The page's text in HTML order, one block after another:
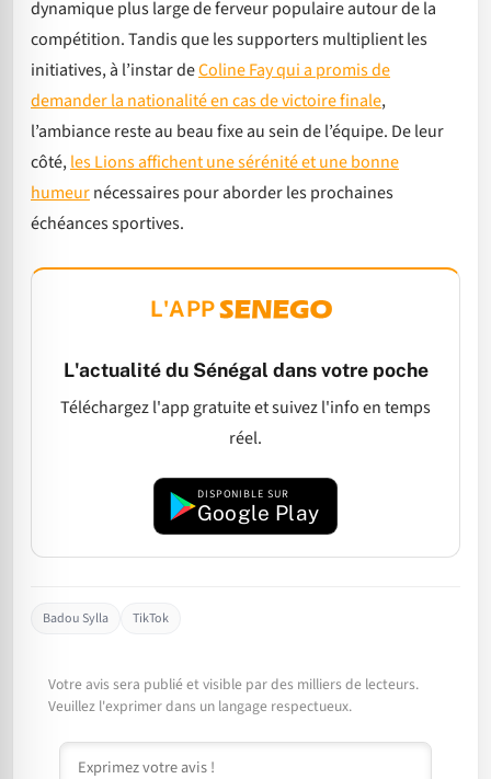
dynamique plus large de ferveur populaire autour de la
compétition. Tandis que les supporters multiplient les
initiatives, à l’instar deColine Fay qui a promis de
demander la nationalité en cas de victoire finale,
l’ambiance reste au beau fixe au sein de l’équipe. De leur
côté,les Lions affichent une sérénité et une bonne
humeurnécessaires pour aborder les prochaines
échéances sportives.
L'APP
L'actualité du Sénégal dans votre poche
Téléchargez l'app gratuite et suivez l'info en temps
réel.
DISPONIBLE SUR
Google Play
Badou Sylla TikTok
Votre avis sera publié et visible par des milliers de lecteurs.
Veuillez l'exprimer dans un langage respectueux.
Commentaire